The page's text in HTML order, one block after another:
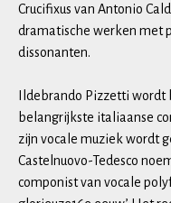
Crucifixus van Antonio
dramatische werken met
dissonanten.
Ildebrando Pizzetti wordt
belangrijkste italiaanse
zijn vocale muziek wordt
Castelnuovo-Tedesco
componist van vocale